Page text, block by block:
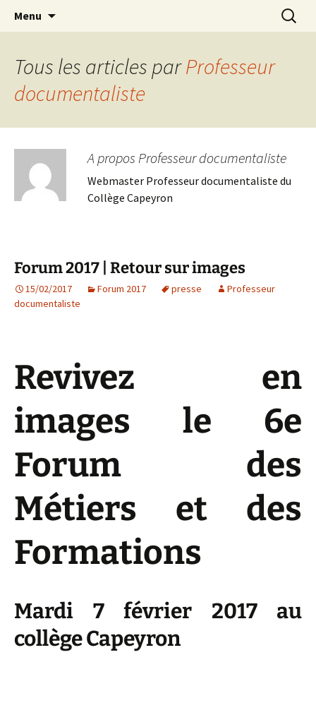
Forum des Métiers et des
Formations – Collège
Capeyron
Menu
Tous les articles parProfesseur
documentaliste
A propos Professeur documentaliste
Webmaster Professeur documentaliste du
Collège Capeyron
Forum 2017 | Retour sur images
15/02/2017 Forum 2017 presse
Professeur
documentaliste
Revivez en
images le 6e
Forum des
Métiers et des
Formations
Mardi 7 février 2017 au
collège Capeyron